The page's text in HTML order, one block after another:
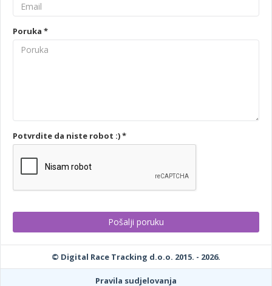
Poruka *
Potvrdite da niste robot :) *
© Digital Race Tracking d.o.o. 2015. - 2026.
Pravila sudjelovanja